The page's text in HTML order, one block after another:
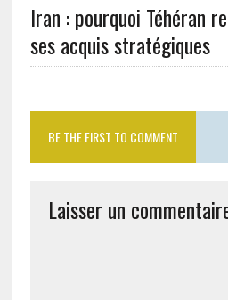
Iran : pourquoi Téhéran
ses acquis stratégiques
BE THE FIRST TO COMMENT
Laisser un